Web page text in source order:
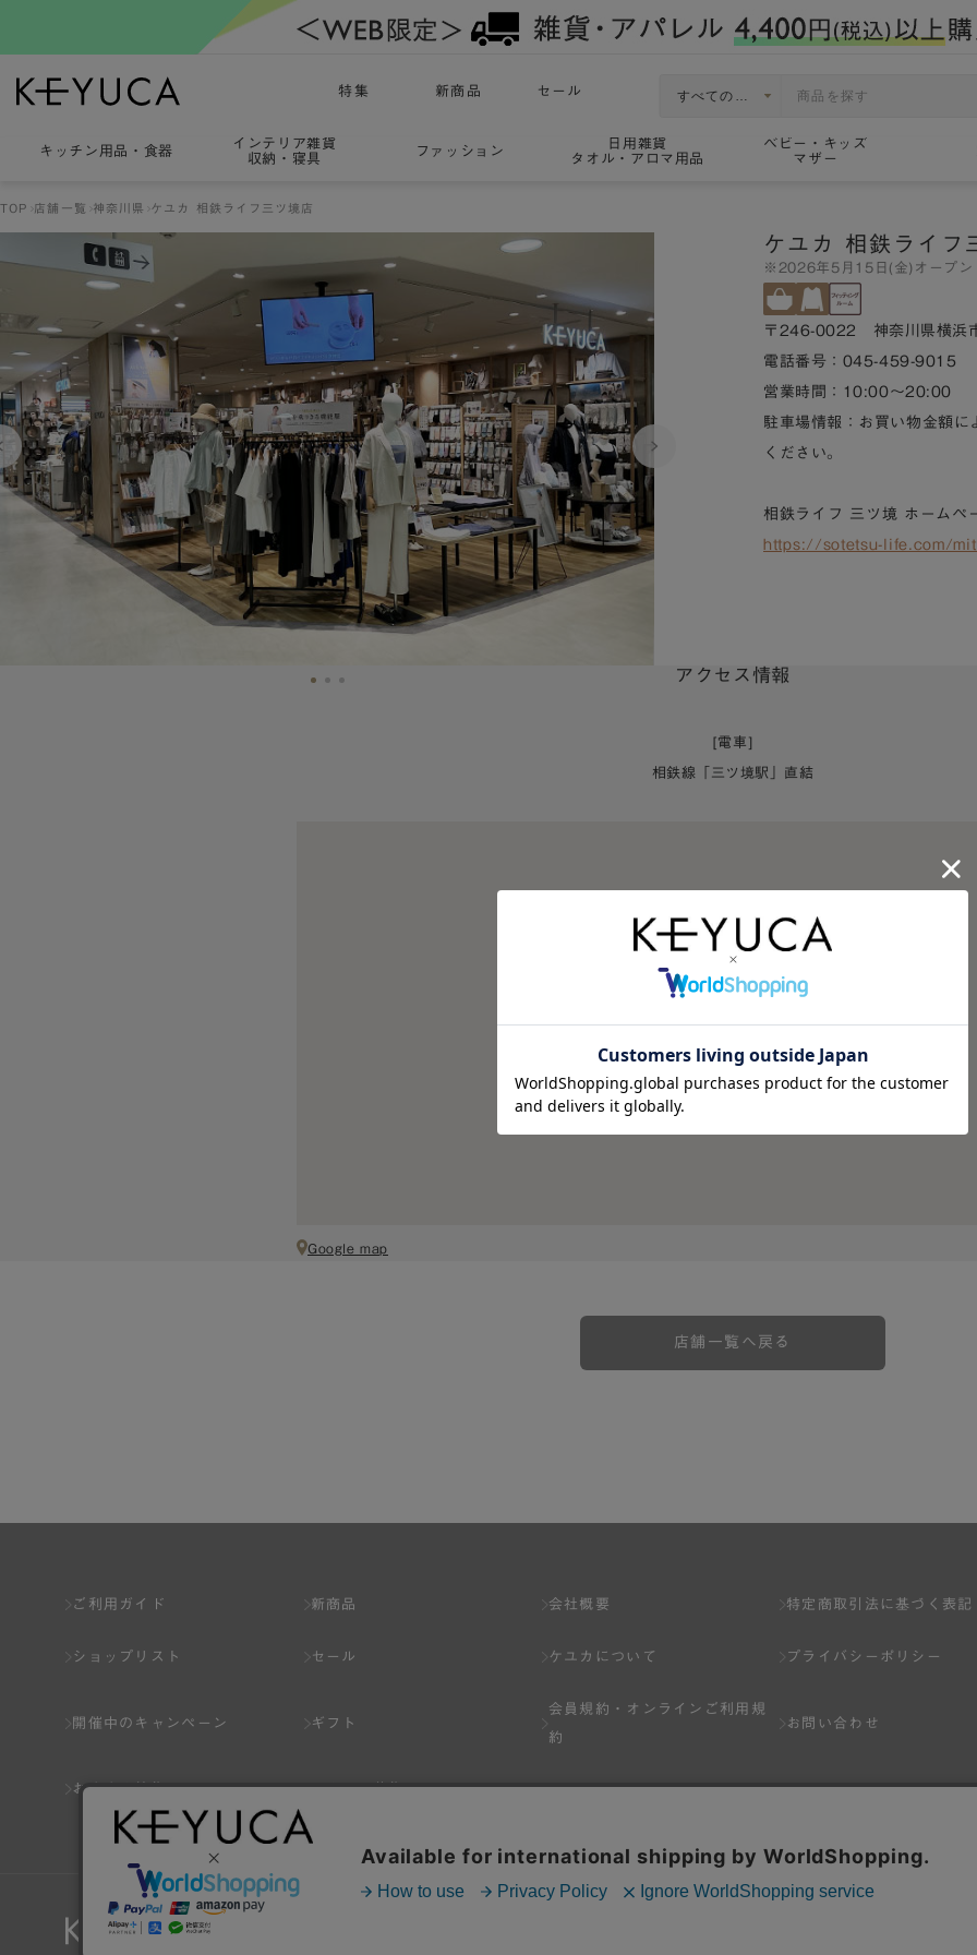
特集 新商品 セール
キッチン用品 ・ 食器
インテリア雑貨
収納・寝具
ファッション
日用雑貨
タオル・アロマ用品
ベビー・キッズ
マザー
TOP 店舗一覧 神奈川県 ケユカ 相鉄ライフ三ツ境店
ケユカ 相鉄ライフ
※2026年5月15日(金)オープン
〒246-0022 神奈川県横浜
電話番号：045-459-9015
営業時間：10:00～20:00
駐車場情報：お買い物金額
ください。
相鉄ライフ 三ツ境 ホームペ
https://sotetsu-life.com/
アクセス情報
[電車]
相鉄線「三ツ境駅」直結
Google map
店舗一覧へ戻る
ご利用ガイド
ショップリスト
開催中のキャンペーン
おすすめ特集
新商品
セール
ギフト
スタッフ募集
会社概要
ケユカについて
会員規約・
オンラインご利用規
約
Q&A
特定商取引法に基づく表記
プライバシーポリシー
お問い合わせ